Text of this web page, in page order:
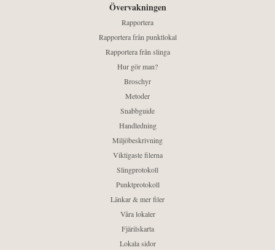
Övervakningen
Rapportera
Rapportera från punktlokal
Rapportera från slinga
Hur gör man?
Broschyr
Metoder
Snabbguide
Handledning
Miljöbeskrivning
Viktigaste filerna
Slingprotokoll
Punktprotokoll
Länkar & mer filer
Våra lokaler
Fjärilskarta
Lokala sidor